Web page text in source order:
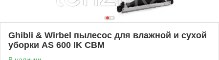
Ghibli & Wirbel пылесос для влажной и сухой
уборки AS 600 IK CBM